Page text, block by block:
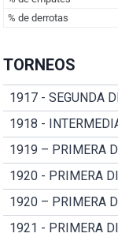
TORNEOS
1917 - SEGUNDA
1918 -
1919 – PRIMERA
1920 - PRIMERA
1920 – PRIMERA
1921 - PRIMERA